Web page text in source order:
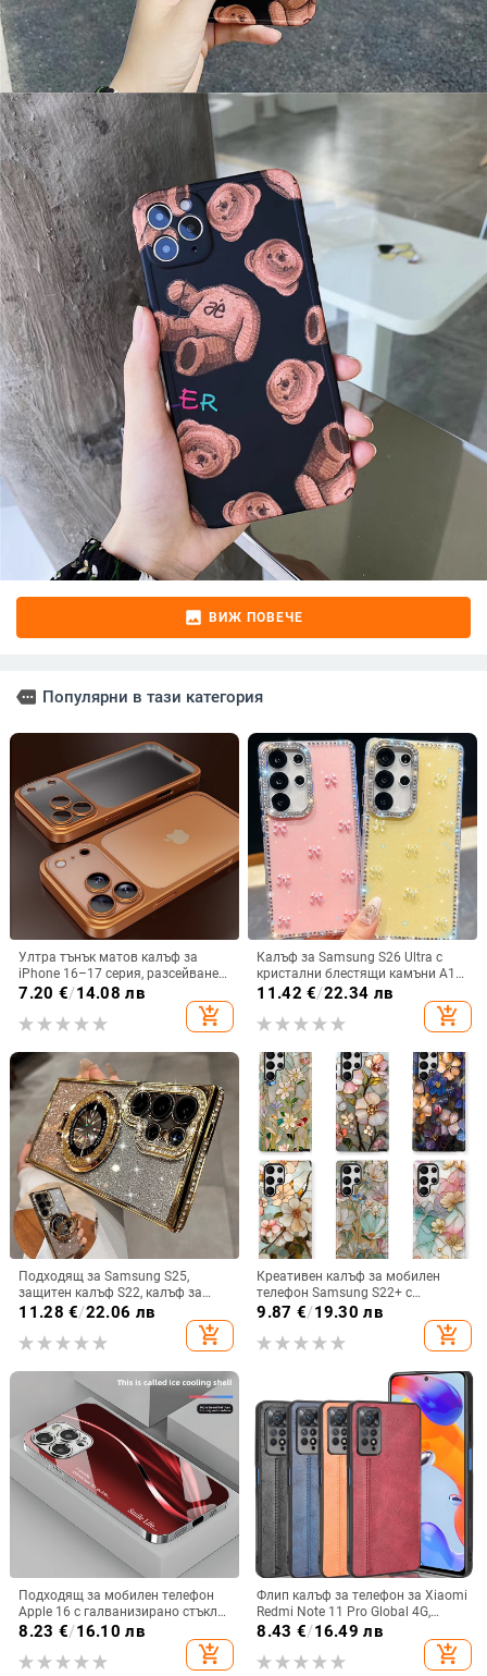
image ВИЖ ПОВЕЧЕ
more Популярни в тази категория
Ултра тънък матов калъф за
iPhone 16–17 серия, разсейване
на топлината, пълно покритие,
удароустойчив и устойчив на
отпечатъци
7.20 €/14.08 лв
add_shopping_cart
Калъф за Samsung S26 Ultra с
кристални блестящи камъни A17,
A57IMD Aurora Bow и S24FE,
11.42 €/22.34 лв
add_shopping_cart
Подходящ за Samsung S25,
защитен калъф S22, калъф за
мобилен телефон Edge Drill, S24,
прозрачен магнитен държач със
стрази A56, брокат против
11.28 €/22.06 лв
add_shopping_cart
Креативен калъф за мобилен
телефон Samsung S22+ с
остъклено цвете, защита от
падане, Ultra Film Case за Apple
13
9.87 €/19.30 лв
add_shopping_cart
Подходящ за мобилен телефон
Apple 16 с галванизирано стъкло
и ослепителна течаща светлина,
семпъл iPhone 17 Pro, модерен и
лек луксозен 14 Plus.
8.23 €/16.10 лв
add_shopping_cart
Флип калъф за телефон за Xiaomi
Redmi Note 11 Pro Global 4G,
имитационна кожа, бизнес стил
8.43 €/16.49 лв
add_shopping_cart